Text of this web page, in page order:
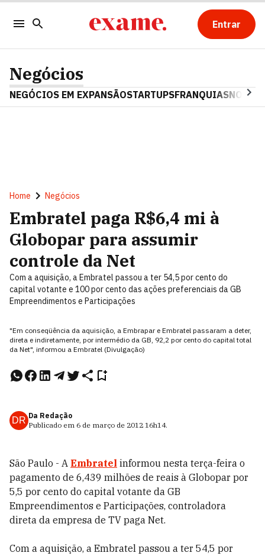
Entrar
Negócios
NEGÓCIOS EM EXPANSÃOSTARTUPSFRANQUIAS
Home Negócios
Embratel paga R$6,4 mi à
Globopar para assumir
controle da Net
Com a aquisição, a Embratel passou a ter 54,5 por cento do
capital votante e 100 por cento das ações preferenciais da GB
Empreendimentos e Participações
"Em conseqüência da aquisição, a Embrapar e Embratel passaram a deter,
direta e indiretamente, por intermédio da GB, 92,2 por cento do capital total
da Net", informou a Embratel (Divulgação)
DR Da Redação
Publicado em 6 de março de 2012 16h14.
São Paulo - A Embratel informou nesta terça-feira o
pagamento de 6,439 milhões de reais à Globopar por
5,5 por cento do capital votante da GB
Empreendimentos e Participações, controladora
direta da empresa de TV paga Net.
Com a aquisição, a Embratel passou a ter 54,5 por